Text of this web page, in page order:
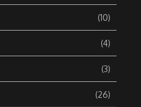
(10)
(4)
(3)
(26)